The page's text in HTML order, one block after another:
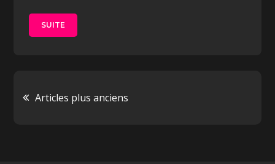
SUITE
Navigation
Articles plus anciens